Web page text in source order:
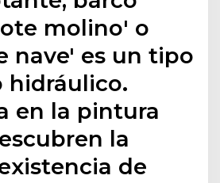
molino' o
nave' es un tipo
hidráulico.
en la pintura
la
de